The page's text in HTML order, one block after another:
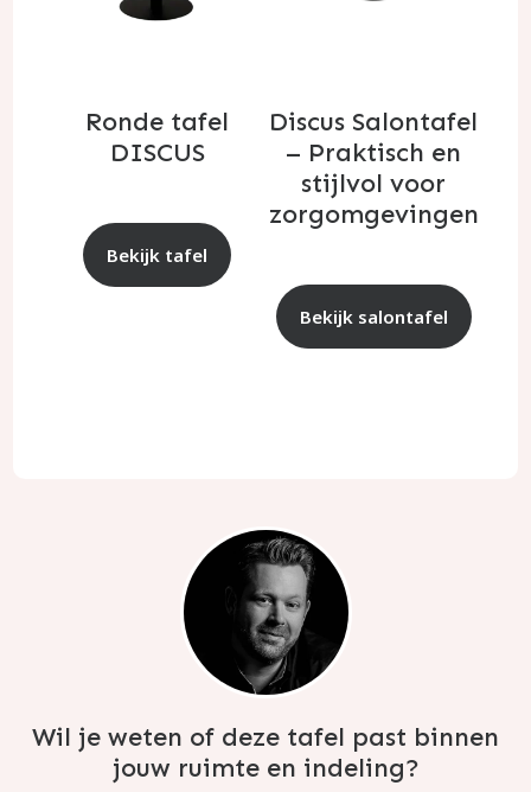
Ronde tafel
DISCUS
Bekijk tafel
Discus Salontafel
– Praktisch en
stijlvol voor
zorgomgevingen
Bekijk salontafel
Wil je weten of deze tafel past binnen
jouw ruimte en indeling?